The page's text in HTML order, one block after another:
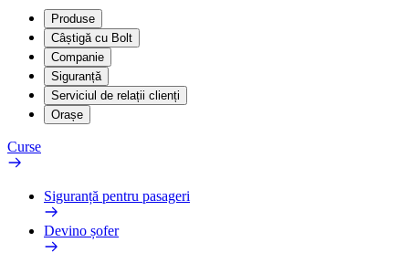
Produse
Câștigă cu Bolt
Companie
Siguranță
Serviciul de relații clienți
Orașe
Curse
Siguranță pentru pasageri
Devino șofer